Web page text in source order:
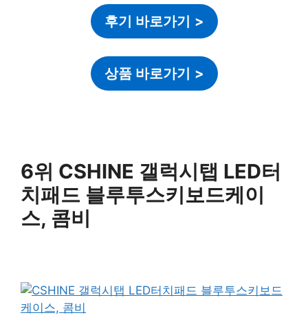
후기 바로가기 >
상품 바로가기 >
6위 CSHINE 갤럭시탭 LED터
치패드 블루투스키보드케이
스, 콤비